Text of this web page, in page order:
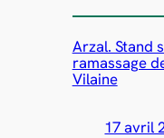
Arzal. Stand
ramassage
Vilaine
17 avril